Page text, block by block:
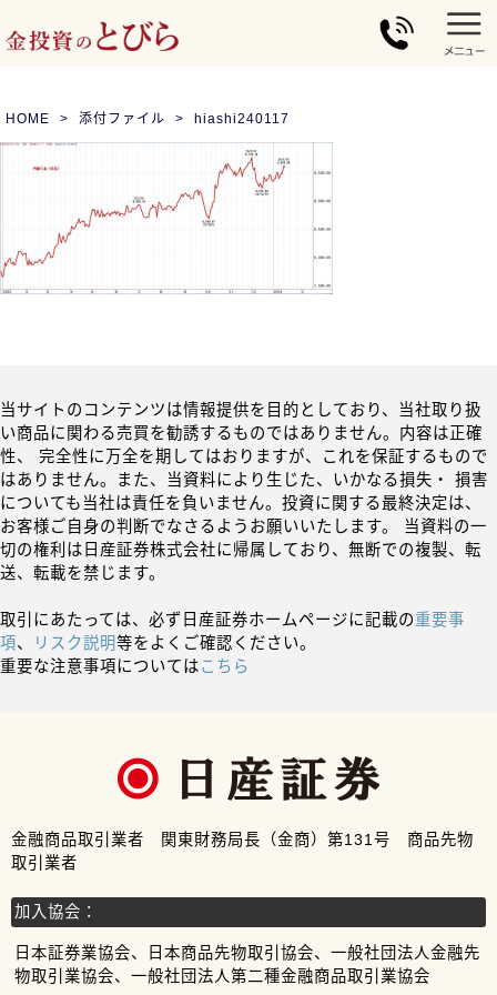
HOME 添付ファイル hiashi240117
当サイトのコンテンツは情報提供を目的としており、当社取り扱
い商品に関わる売買を勧誘するものではありません。内容は正確
性、 完全性に万全を期してはおりますが、これを保証するもので
はありません。また、当資料により生じた、いかなる損失・ 損害
についても当社は責任を負いません。投資に関する最終決定は、
お客様ご自身の判断でなさるようお願いいたします。 当資料の一
切の権利は日産証券株式会社に帰属しており、無断での複製、転
送、転載を禁じます。
取引にあたっては、必ず日産証券ホームページに記載の重要事
項、 リスク説明等をよくご確認ください。
重要な注意事項についてはこちら
金融商品取引業者 関東財務局長（金商）第131号 商品先物
取引業者
加入協会：
日本証券業協会、日本商品先物取引協会、一般社団法人金融先
物取引業協会、一般社団法人第二種金融商品取引業協会